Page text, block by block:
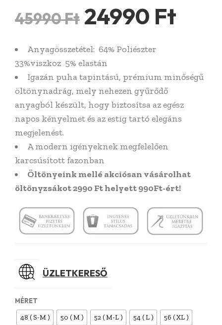
45990Ft Original
was:
45990 Ft.
24990 Ft
Anyagösszetétel: 64% Poliészter
33%viszkoz 5% elastán
Igazán puha tapintású, prémium minőségű
öltönynadrág, mely nehezen gyűrődő
anyagból készült, hogy biztosítsa az egész
napos kényelmet és az estig tartó elegáns
megjelenést.
A modern igényeknek megfelelően
karcsúsított fazonban
Öltönyeink mellé akciósan vásárolhat
öltönyzsákot 2990 Ft helyett 990Ft-ért!
ÜZLETKERESŐ
MÉRET
48 ( S-M ) 50 ( M ) 52 ( M-L ) 54 ( L ) 56 ( XL )